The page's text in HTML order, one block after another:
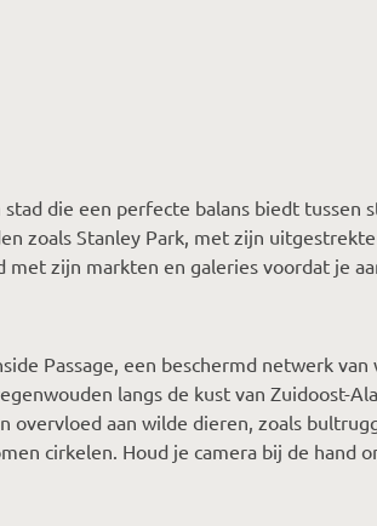
stad die een perfecte balans biedt tussen
zoals Stanley Park, met zijn
zijn markten en galeries voordat je
Passage, een beschermd netwerk
langs de kust van Zuidoost-
overvloed aan wilde dieren, zoals
cirkelen. Houd je camera bij de hand